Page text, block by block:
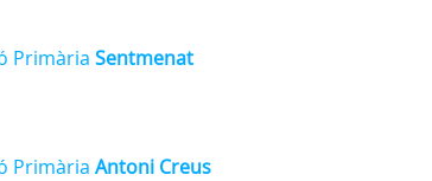
PrimàriaSentmenat
PrimàriaAntoni Creus